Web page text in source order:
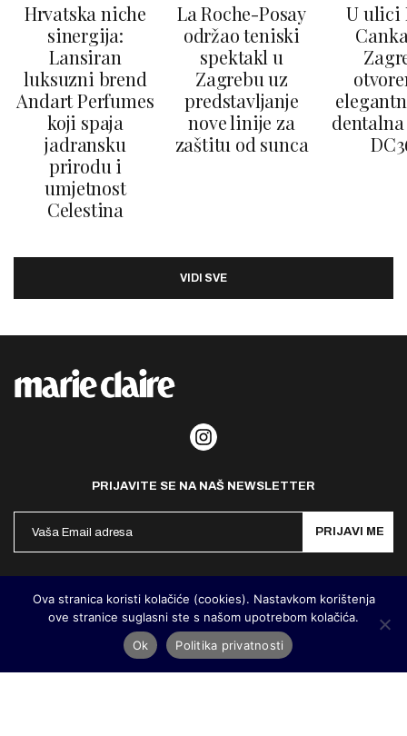
Hrvatska niche
sinergija:
Lansiran
luksuzni brend
Andart Perfumes
koji spaja
jadransku
prirodu i
umjetnost
Celestina
La Roche-Posay
održao teniski
spektakl u
Zagrebu uz
predstavljanje
nove linije za
zaštitu od sunca
U ulici
VIDI SVE
PRIJAVITE SE NA NAŠ NEWSLETTER
PRIJAVI ME
MarieClaire Hrvatska 2026. Designed and developed by Cubes
Ova stranica koristi kolačiće (cookies). Nastavkom korištenja
ove stranice suglasni ste s našom upotrebom kolačića.
Ok
Politika privatnosti